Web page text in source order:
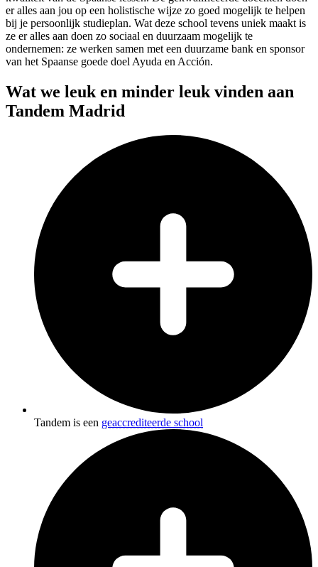
er alles aan jou op een holistische wijze zo goed mogelijk te helpen
bij je persoonlijk studieplan. Wat deze school tevens uniek maakt is
ze er alles aan doen zo sociaal en duurzaam mogelijk te
ondernemen: ze werken samen met een duurzame bank en sponsor
van het Spaanse goede doel Ayuda en Acción.
Wat we leuk en minder leuk vinden aan
Tandem Madrid
Tandem is een geaccrediteerde school